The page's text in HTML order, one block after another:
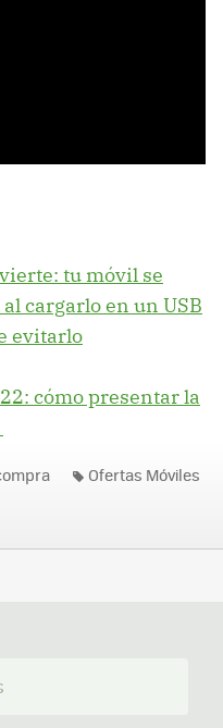
tu móvil se
cargarlo en un USB
evitarlo
cómo presentar la
Ofertas Móviles